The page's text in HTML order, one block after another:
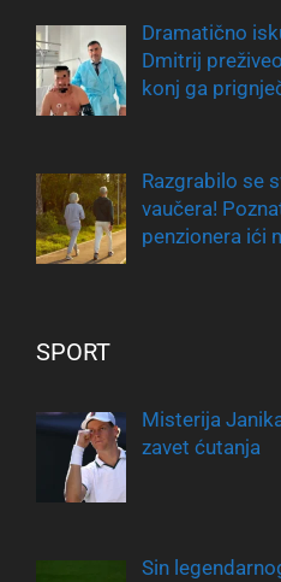
Dramatično
Dmitrij
konj ga
Razgrabilo se
vaučera!
penzionera ići
SPORT
Misterija
zavet ćutanja
Sin